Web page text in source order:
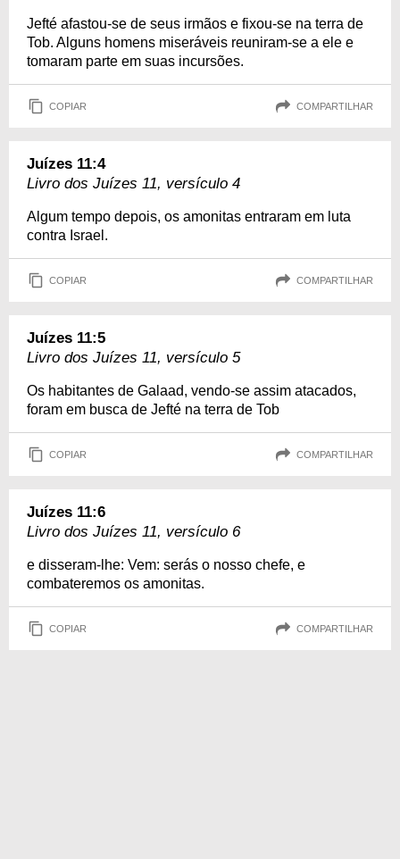
Jefté afastou-se de seus irmãos e fixou-se na terra de
Tob. Alguns homens miseráveis reuniram-se a ele e
tomaram parte em suas incursões.
COPIAR COMPARTILHAR
Juízes 11:4
Livro dos Juízes 11, versículo 4
Algum tempo depois, os amonitas entraram em luta
contra Israel.
COPIAR COMPARTILHAR
Juízes 11:5
Livro dos Juízes 11, versículo 5
Os habitantes de Galaad, vendo-se assim atacados,
foram em busca de Jefté na terra de Tob
COPIAR COMPARTILHAR
Juízes 11:6
Livro dos Juízes 11, versículo 6
e disseram-lhe: Vem: serás o nosso chefe, e
combateremos os amonitas.
COPIAR COMPARTILHAR